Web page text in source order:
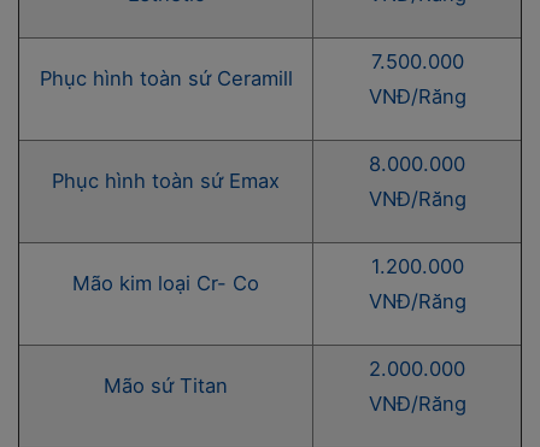
Phục hình toàn sứ Ceramill
7.500.000
VNĐ/Răng
Phục hình toàn sứ Emax
8.000.000
VNĐ/Răng
Mão kim loại Cr- Co
1.200.000
VNĐ/Răng
Mão sứ Titan
2.000.000
VNĐ/Răng